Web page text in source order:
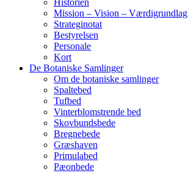
Historien
Mission – Vision – Værdigrundlag
Strateginotat
Bestyrelsen
Personale
Kort
De Botaniske Samlinger
Om de botaniske samlinger
Spaltebed
Tufbed
Vinterblomstrende bed
Skovbundsbede
Bregnebede
Græshaven
Primulabed
Pæonbede